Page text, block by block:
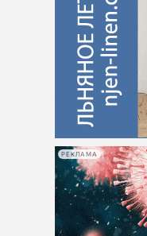
РЕКЛАМА